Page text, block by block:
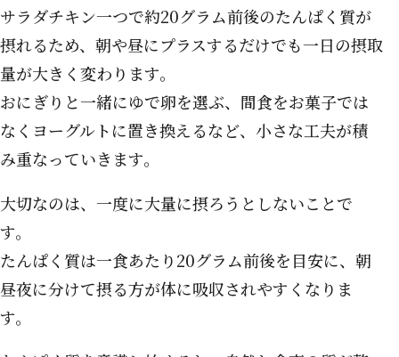
サラダチキン一つで約20グラム前後のたんぱく質が
摂れるため、朝や昼にプラスするだけでも一日の摂取
量が大きく変わります。
おにぎりと一緒にゆで卵を選ぶ、間食をお菓子では
なくヨーグルトに置き換えるなど、小さな工夫が積
み重なっていきます。
大切なのは、一度に大量に摂ろうとしないことで
す。
たんぱく質は一食あたり20グラム前後を目安に、朝
昼夜に分けて摂る方が体に吸収されやすくなりま
す。